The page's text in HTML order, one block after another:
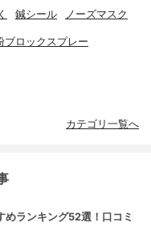
鍼シール ノーズマスク
ブロックスプレー
カテゴリ一覧へ
めランキング52選！口コミ